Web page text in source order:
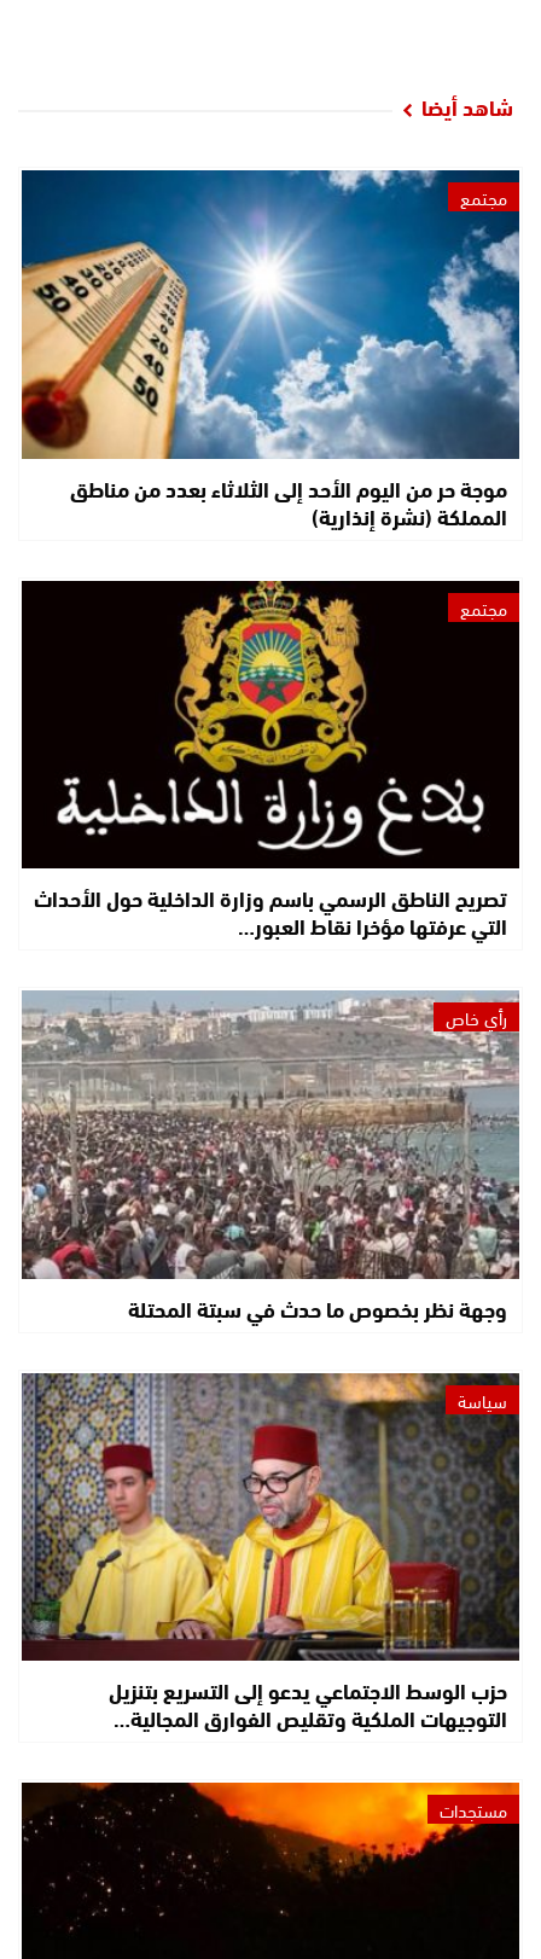
شاهد أيضا
مجتمع
موجة حر من اليوم الأحد إلى الثلاثاء بعدد من مناطق
المملكة (نشرة إنذارية)
مجتمع
تصريح الناطق الرسمي باسم وزارة الداخلية حول الأحداث
التي عرفتها مؤخرا نقاط العبور…
رأي خاص
وجهة نظر بخصوص ما حدث في سبتة المحتلة
سياسة
حزب الوسط الاجتماعي يدعو إلى التسريع بتنزيل
التوجيهات الملكية وتقليص الفوارق المجالية…
مستجدات